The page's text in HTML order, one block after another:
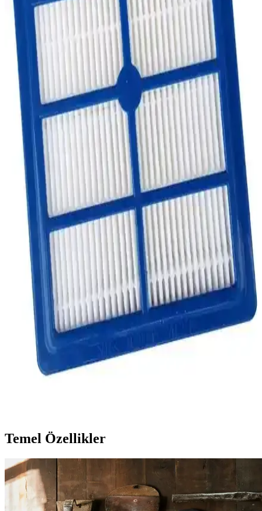
Philips Marathon Ultimate Orijinal Çelik Süpürge
Borusu Fc 9919 Detaylı İnceleme ve Kullanıcı
Yorumları
Philips Marathon Ultimate serisine ait orijinal çelik süpürge borusu,
yüksek dayanıklılık ve stabilite sağlayan metal yapısı ile uzun
ömürlü kullanım sunar. Türkiye menşeli ve FERSAN FİLTRE
üretimidir.
Philips Marathon Ultimate Emici Başlık Ara
Hortumu İncelemesi ve Kullanıcı Deneyimleri
Philips Marathon Ultimate serisinin emici başlık hortumu, kolay
montaj ve yüksek emiş gücü ile temizlikte pratiklik sağlar,
dayanıklılık ve uyum özellikleriyle kullanıcı memnuniyetini artırır.
Grundig VCP 3930 25.2V Kablosuz Dikey Süpürge:
Modern ve Pratik Temizlik Çözümü
Grundig VCP 3930 25.2V kablosuz dikey süpürge, hafifliği ve
güçlü performansıyla ev temizliğinde pratiklik sağlar, uzun batarya
ömrü ve gelişmiş teknolojileriyle öne çıkar.
Bosch ve Siemens Süpürgeleriyle Uyumlu Dar Alan
Ucu Temizlik Aksesuarı Detayları
Bosch ve Siemens süpürgelerine uygun dar alan ucu, ulaşılması güç
bölgelerde etkili temizlik sağlar, ergonomik tasarımıyla kullanım
kolaylığı sunar ve uzun ömürlüdür.
Philips FC 9912 Marathon Ultimate HEPA Süpürge
Filtresi ile Evde Temizlik ve Hava Kalitesini Artırın
Temel Özellikler